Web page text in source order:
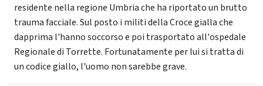
residente nella regione Umbria che ha riportato un brutto
trauma facciale. Sul posto i militi della Croce gialla che
dapprima l'hanno soccorso e poi trasportato all'ospedale
Regionale di Torrette. Fortunatamente per lui si tratta di
un codice giallo, l'uomo non sarebbe grave.